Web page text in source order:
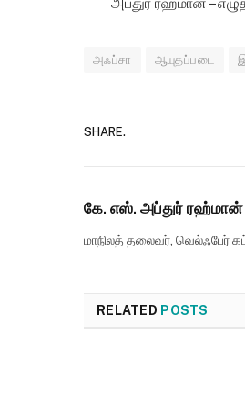
அஃப்சா ஆயுதப்படை
SHARE.
கே. எஸ். அப்துர் ரஹ்மான்
மாநிலத் தலைவர், வெல்ஃபேர்
RELATED POSTS